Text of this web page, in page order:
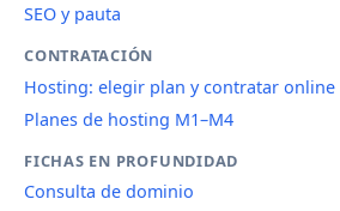
SEO y pauta
CONTRATACIÓN
Hosting: elegir plan y contratar online
Planes de hosting M1–M4
FICHAS EN PROFUNDIDAD
Consulta de dominio